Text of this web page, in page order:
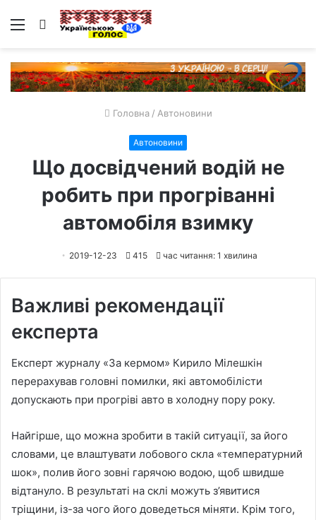
Меню Пошук
Головна / Автоновини
Автоновини
Що досвідчений водій не
робить при прогріванні
автомобіля взимку
2019-12-23 415 час читання: 1 хвилина
Важливі рекомендації
експерта
Експерт журналу «За кермом» Кирило Мілешкін
перерахував головні помилки, які автомобілісти
допускають при прогріві авто в холодну пору року.
Найгірше, що можна зробити в такій ситуації, за його
словами, це влаштувати лобового скла «температурний
шок», полив його зовні гарячою водою, щоб швидше
відтануло. В результаті на склі можуть з’явитися
тріщини, із-за чого його доведеться міняти. Крім того,